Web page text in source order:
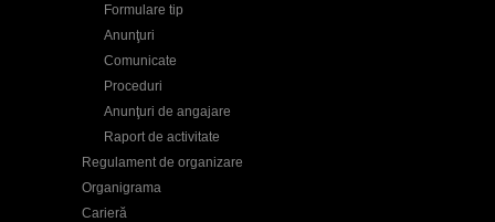
Formulare tip
Anunţuri
Comunicate
Proceduri
Anunţuri de angajare
Raport de activitate
Regulament de organizare
Organigrama
Carieră